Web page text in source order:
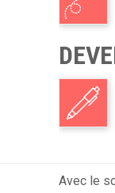
Avec le